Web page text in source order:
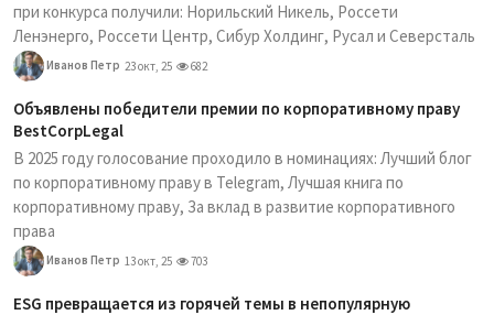
при конкурса получили: Норильский Никель, Россети
Ленэнерго, Россети Центр, Сибур Холдинг, Русал и Северсталь
Иванов Петр 23 окт, 25 682
Объявлены победители премии по корпоративному праву
BestCorpLegal
В 2025 году голосование проходило в номинациях: Лучший блог
по корпоративному праву в Telegram, Лучшая книга по
корпоративному праву, За вклад в развитие корпоративного
права
Иванов Петр 13 окт, 25 703
ESG превращается из горячей темы в непопулярную